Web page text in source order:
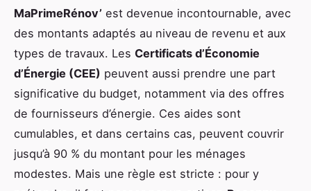
MaPrimeRénov’ est devenue incontournable, avec
des montants adaptés au niveau de revenu et aux
types de travaux. Les Certificats d’Économie
d’Énergie (CEE) peuvent aussi prendre une part
significative du budget, notamment via des offres
de fournisseurs d’énergie. Ces aides sont
cumulables, et dans certains cas, peuvent couvrir
jusqu’à 90 % du montant pour les ménages
modestes. Mais une règle est stricte : pour y